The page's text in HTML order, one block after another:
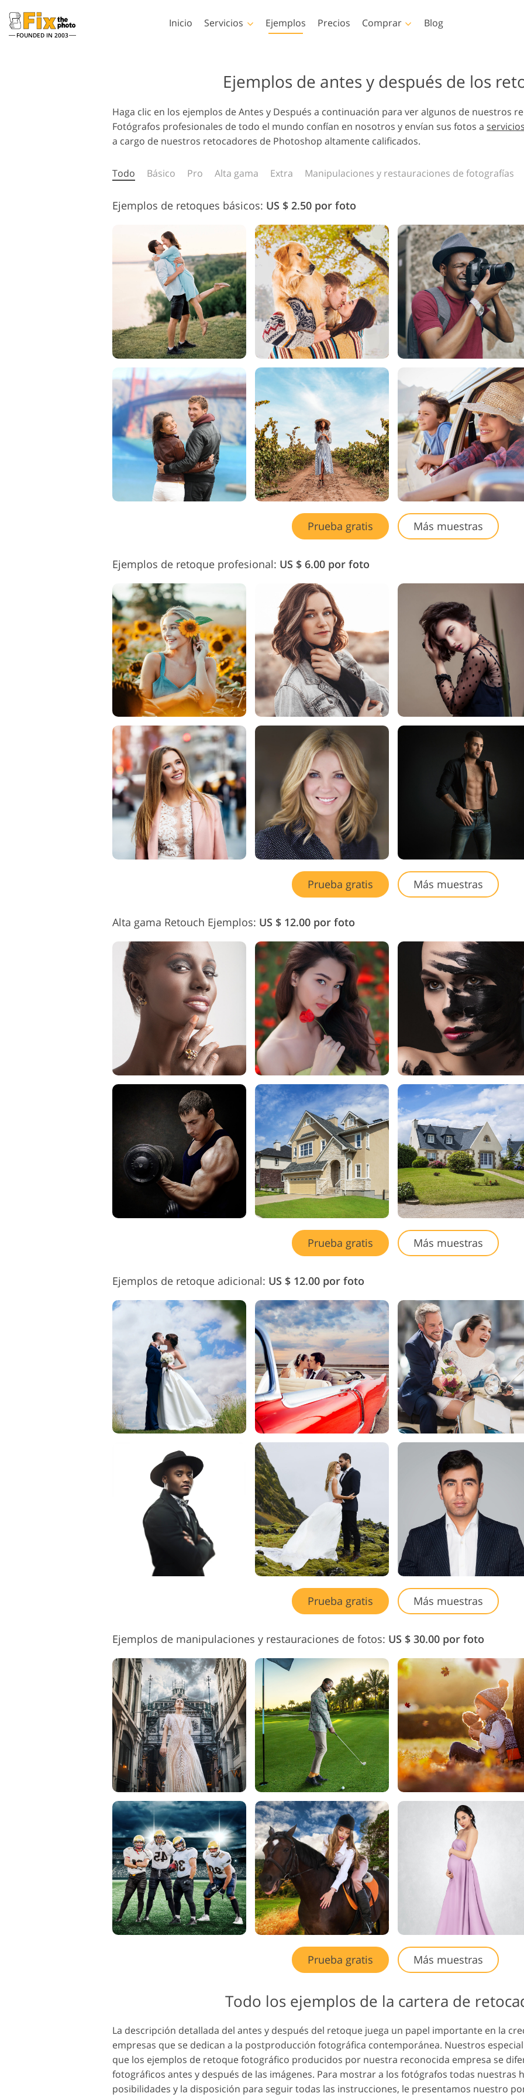
FOUNDED IN 2003
Inicio Servicios
Servicios de retoque en la
cabeza
Retoque Corporal Servicios
Servicios de retoque
fotográfico de bebés
Servicios de edición de
fotos inmobiliarias
Fotos de Bodas
para prendas de vestir
de imágenes
Servicios de Retoque de
Producto
Servicios de Retoque de
Joyas
Datos de Entrenamiento de
IA
Servicios de edición de
video
Ejemplos Precios Comprar
Colecciones completas
de preajustes LR
Colección móvil
Acciones de Photoshop
Pinceles de Photoshop
Superposiciones de
Photoshop
Acciones Ps Colecciones
Ps superpone
colecciones enteras
Plantillas de marketing
Tarjetas de San Valentín
Invitaciones de boda
infantil
Superposiciones de
Blog
Ejemplos de antes y después de los
Haga clic en los ejemplos de Antes y Después a continuación para ver algunos de nuestros
Fotógrafos profesionales de todo el mundo confían en nosotros y envían sus fotos a
a cargo de nuestros retocadores de Photoshop altamente calificados.
Todo Básico Pro Alta gama Extra Manipulaciones y restauraciones de fotografías
Ejemplos de retoques básicos: US $ 2.50 por foto
Prueba gratis Más muestras
Ejemplos de retoque profesional: US $ 6.00 por foto
Prueba gratis Más muestras
Alta gama Retouch Ejemplos: US $ 12.00 por foto
Prueba gratis Más muestras
Ejemplos de retoque adicional: US $ 12.00 por foto
Prueba gratis Más muestras
Ejemplos de manipulaciones y restauraciones de fotos: US $ 30.00 por foto
Prueba gratis Más muestras
Todo los ejemplos de la cartera de
La descripción detallada del antes y después del retoque juega un papel importante en la
empresas que se dedican a la postproducción fotográfica contemporánea. Nuestros
que los ejemplos de retoque fotográfico producidos por nuestra reconocida empresa se
fotográficos antes y después de las imágenes. Para mostrar a los fotógrafos todas nuestras
posibilidades y la disposición para seguir todas las instrucciones, le presentamos nuestro